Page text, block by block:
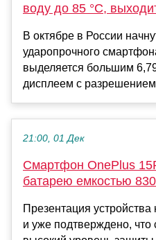
воду до 85 °С,
В октябре в России
ударопрочного
выделяется большим
дисплеем с
21:00, 01 Дек
Смартфон OnePlus
батарею емкостью
Презентация
и уже подтверждено, что